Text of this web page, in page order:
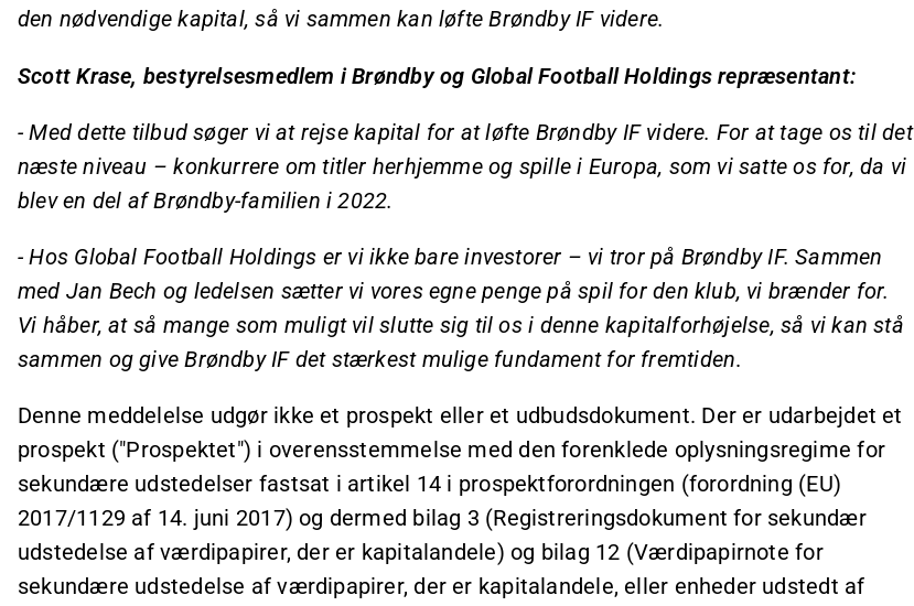
den nødvendige kapital, så vi sammen kan løfte Brøndby IF videre.
Scott Krase, bestyrelsesmedlem i Brøndby og Global Football Holdings repræsentant:
- Med dette tilbud søger vi at rejse kapital for at løfte Brøndby IF videre. For at tage os til det
næste niveau – konkurrere om titler herhjemme og spille i Europa, som vi satte os for, da vi
blev en del af Brøndby-familien i 2022.
- Hos Global Football Holdings er vi ikke bare investorer – vi tror på Brøndby IF. Sammen
med Jan Bech og ledelsen sætter vi vores egne penge på spil for den klub, vi brænder for.
Vi håber, at så mange som muligt vil slutte sig til os i denne kapitalforhøjelse, så vi kan stå
sammen og give Brøndby IF det stærkest mulige fundament for fremtiden.
Denne meddelelse udgør ikke et prospekt eller et udbudsdokument. Der er udarbejdet et
prospekt ("Prospektet") i overensstemmelse med den forenklede oplysningsregime for
sekundære udstedelser fastsat i artikel 14 i prospektforordningen (forordning (EU)
2017/1129 af 14. juni 2017) og dermed bilag 3 (Registreringsdokument for sekundær
udstedelse af værdipapirer, der er kapitalandele) og bilag 12 (Værdipapirnote for
sekundære udstedelse af værdipapirer, der er kapitalandele, eller enheder udstedt af